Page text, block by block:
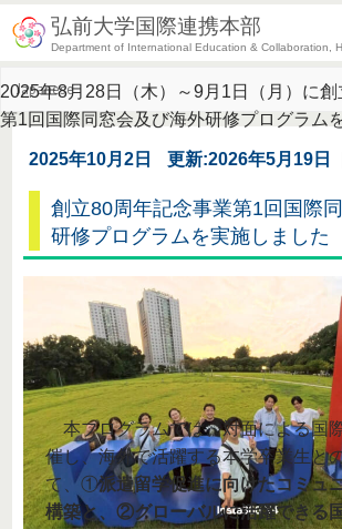
弘前大学国際連携本部
Department of International Education & Collaboration,
2025年10月2日 更新:2026年5月19日
創立80周年記念事業第1回国際
研修プログラムを実施しました
2025年8月28日（木）～9月1日（月）に
第1回国際同窓会及び海外研修プログラム
本プログラムでは、対面による国
催し、海外で活躍する本学卒業生と
て、①派遣留学促進に向けたコミュ
構築と、②グローバルに活躍できる